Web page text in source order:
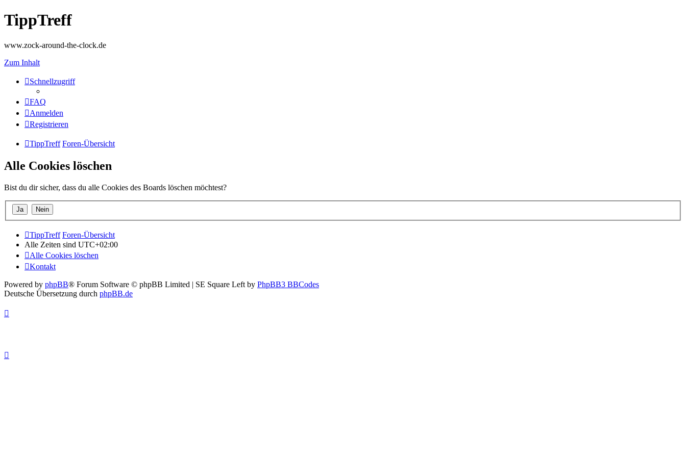
TippTreff
www.zock-around-the-clock.de
Zum Inhalt
Schnellzugriff
FAQ
Anmelden
Registrieren
TippTreff Foren-Übersicht
Alle Cookies löschen
Bist du dir sicher, dass du alle Cookies des Boards löschen möchtest?
TippTreff Foren-Übersicht
Alle Zeiten sind UTC+02:00
Alle Cookies löschen
Kontakt
Powered by phpBB® Forum Software © phpBB Limited | SE Square Left by PhpBB3 BBCodes
Deutsche Übersetzung durch phpBB.de